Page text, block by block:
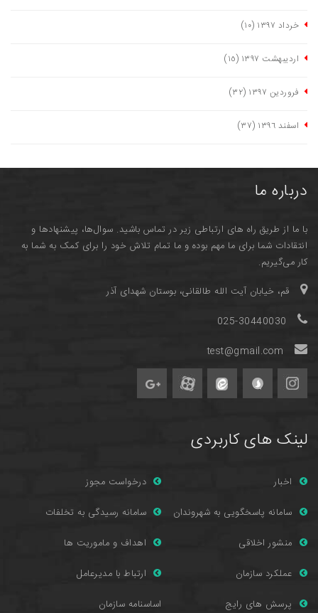
خرداد ١٣٩٧ (١٠)
اردیبهشت ١٣٩٧ (١٥)
فروردین ١٣٩٧ (٣٢)
اسفند ١٣٩٦ (٣٧)
درباره ما
با ما از طریق راه های ارتباطی زیر در تماس باشید. سوال‌ها، پیشنهادها و
انتقادات شما برای ما مهم بوده و ما تمام تلاش خود را برای کمک به شما به
کار می‌گیریم.
قم، خیابان آیت الله طالقانی، بوستان شهدای آذر
025-30440030
test@gmail.com
لینک های کاربردی
اخبار
درخواست مجوز
سامانه پاسخگویی به شهروندان
سامانه رسیدگی به تخلفات
منشور اخلاقی
اهداف و ماموریت ها
عملکرد سازمان
ارتباط با مدیرعامل
پرسش های رایج اساسنامه سازمان